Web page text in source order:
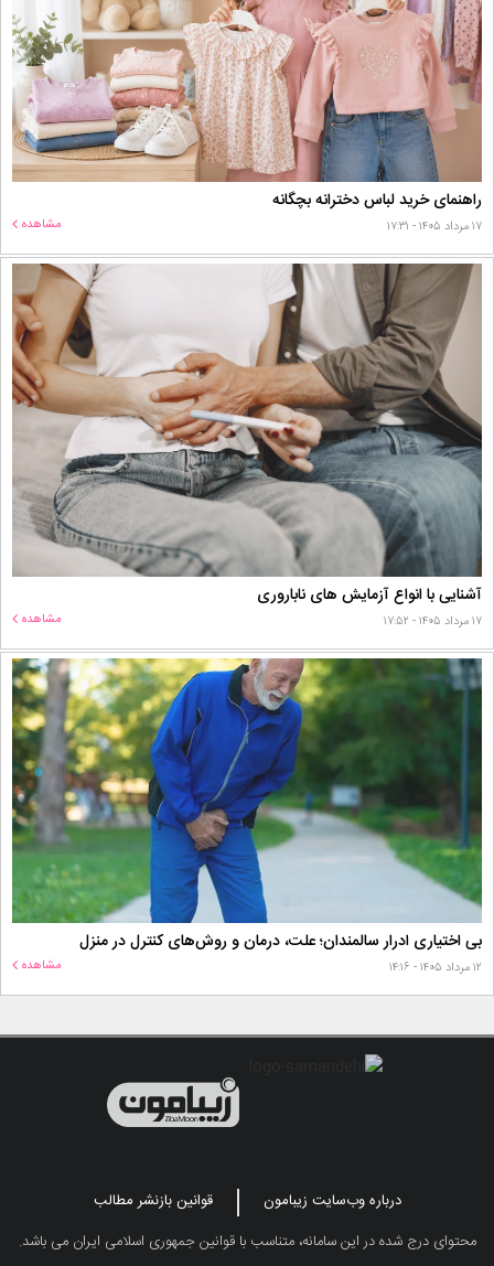
راهنمای خرید لباس دخترانه بچگانه
۱۷ مرداد ۱۴۰۵ - ۱۷:۳۱ مشاهده
آشنایی با انواع آزمایش های ناباروری
۱۷ مرداد ۱۴۰۵ - ۱۷:۵۲ مشاهده
بی اختیاری ادرار سالمندان؛ علت، درمان و روش‌های کنترل در منزل
۱۲ مرداد ۱۴۰۵ - ۱۴:۱۶ مشاهده
درباره وب‌سایت زیبامون
قوانین بازنشر مطالب
محتوای درج شده در این سامانه، متناسب با قوانین جمهوری اسلامی ایران می باشد.